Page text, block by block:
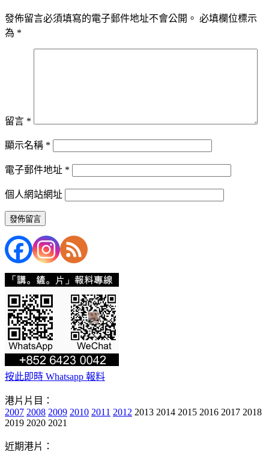
發佈留言必須填寫的電子郵件地址不會公開。 必填欄位標示
為 *
留言 *
顯示名稱 *
電子郵件地址 *
個人網站網址
按此即時 Whatsapp 報料
港片片目：
2007 2008 2009 2010 2011 2012 2013 2014 2015 2016 2017 2018
2019 2020 2021
近期港片：